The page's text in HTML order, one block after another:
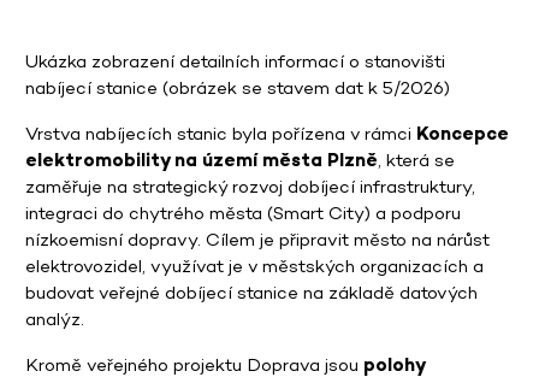
Ukázka zobrazení detailních informací o stanovišti
nabíjecí stanice (obrázek se stavem dat k 5/2026)
Vrstva nabíjecích stanic byla pořízena v rámci Koncepce
elektromobility na území města Plzně, která se
zaměřuje na strategický rozvoj dobíjecí infrastruktury,
integraci do chytrého města (Smart City) a podporu
nízkoemisní dopravy. Cílem je připravit město na nárůst
elektrovozidel, využívat je v městských organizacích a
budovat veřejné dobíjecí stanice na základě datových
analýz.
Kromě veřejného projektu Doprava jsou polohy